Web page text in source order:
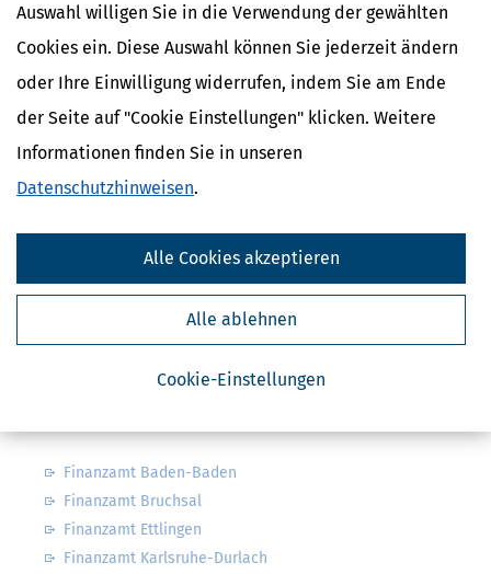
Auswahl willigen Sie in die Verwendung der gewählten
Cookies ein. Diese Auswahl können Sie jederzeit ändern
oder Ihre Einwilligung widerrufen, indem Sie am Ende
der Seite auf "Cookie Einstellungen" klicken. Weitere
Informationen finden Sie in unseren
Datenschutzhinweisen.
Cookie-Einstellungen
Alle ablehnen
Alle Cookies akzeptieren
Württemberg West )
Familienkassen
Familienkassen in Deutschland
Finanzamt Baden-Baden
Finanzamt Bruchsal
Finanzamt Ettlingen
Finanzamt Karlsruhe-Durlach